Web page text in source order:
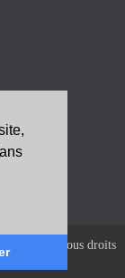
Tous droits